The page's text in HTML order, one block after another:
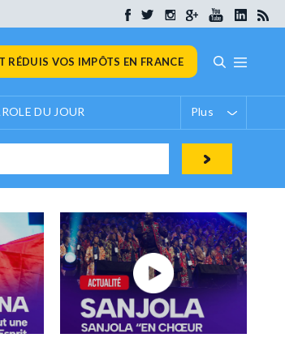
RÉDUIS VOS IMPÔTS EN FRANCE
DU JOUR Plus